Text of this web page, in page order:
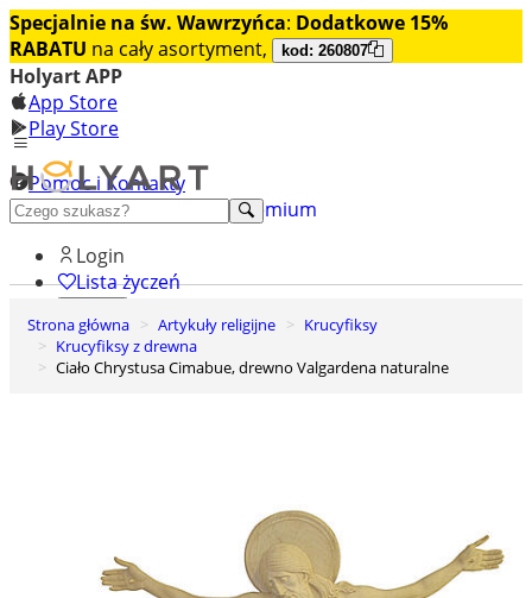
Specjalnie na św. Wawrzyńca: Dodatkowe 15%
RABATU na cały asortyment, kod: 260807
Holyart APP
App Store
Play Store
Pomoc i Kontakty
+48 222 922 860
Odkryj premium
Login
Lista życzeń
0
Koszyk
Strona główna Artykuły religijne
Krucyfiksy
Krucyfiksy z drewna
Ciało Chrystusa Cimabue, drewno Valgardena naturalne